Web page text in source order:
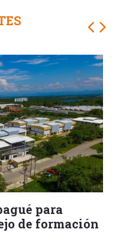
para
de formación